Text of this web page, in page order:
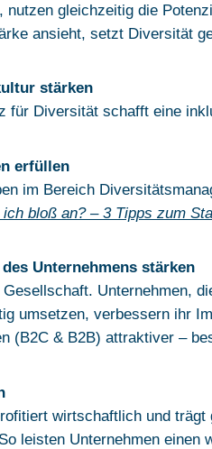
gleichzeitig die
ansieht, setzt Diversität
stärken
für Diversität schafft eine
erfüllen
im Bereich
bloß an? – 3 Tipps zum
Unternehmens stärken
Unternehmen,
umsetzen, verbessern ihr
(B2C & B2B) attraktiver –
wirtschaftlich und trägt
leisten Unternehmen einen